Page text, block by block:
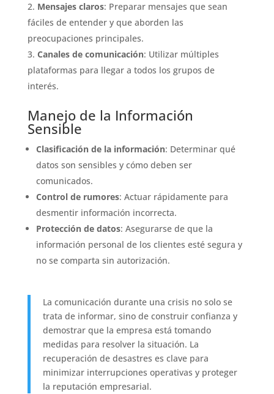
Mensajes claros: Preparar mensajes que sean
fáciles de entender y que aborden las
preocupaciones principales.
Canales de comunicación: Utilizar múltiples
plataformas para llegar a todos los grupos de
interés.
Manejo de la Información
Sensible
Clasificación de la información: Determinar qué
datos son sensibles y cómo deben ser
comunicados.
Control de rumores: Actuar rápidamente para
desmentir información incorrecta.
Protección de datos: Asegurarse de que la
información personal de los clientes esté segura y
no se comparta sin autorización.
La comunicación durante una crisis no solo se
trata de informar, sino de construir confianza y
demostrar que la empresa está tomando
medidas para resolver la situación. La
recuperación de desastres es clave para
minimizar interrupciones operativas y proteger
la reputación empresarial.